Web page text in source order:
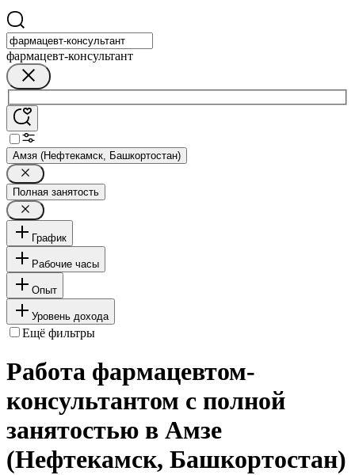
фармацевт-консультант
Амзя (Нефтекамск, Башкортостан)
Полная занятость
График
Рабочие часы
Опыт
Уровень дохода
Ещё фильтры
Работа фармацевтом-
консультантом с полной
занятостью в Амзе
(Нефтекамск, Башкортостан)